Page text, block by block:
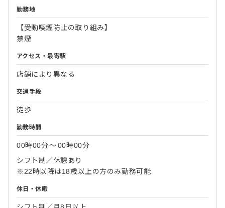
勤務地
【受動喫煙防止の取り組み】
禁煙
アクセス・最寄駅
店舗により異なる
交通手段
徒歩
勤務時間
00時00分〜00時00分
シフト制／休憩あり
※22時以降は18歳以上の方のみ勤務可能
休日・休暇